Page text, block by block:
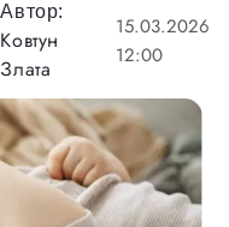
Автор:
Ковтун
Злата
15.03.2026
12:00